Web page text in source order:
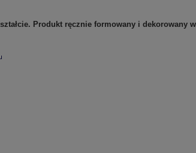
Produkt ręcznie formowany i dekorowany